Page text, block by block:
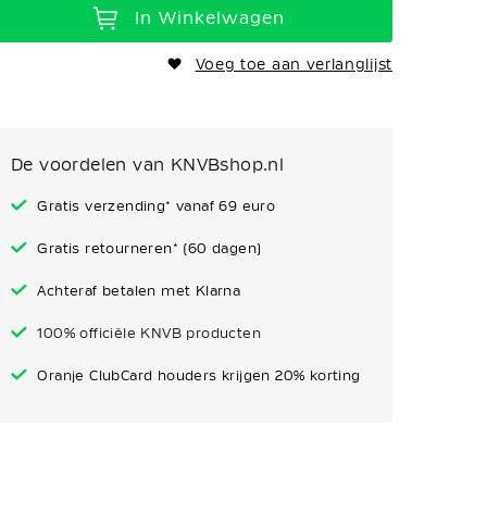
In Winkelwagen
Voeg toe aan verlanglijst
De voordelen van KNVBshop.nl
Gratis verzending* vanaf 69 euro
Gratis retourneren* (60 dagen)
Achteraf betalen met Klarna
100% officiële KNVB producten
Oranje ClubCard houders krijgen 20% korting